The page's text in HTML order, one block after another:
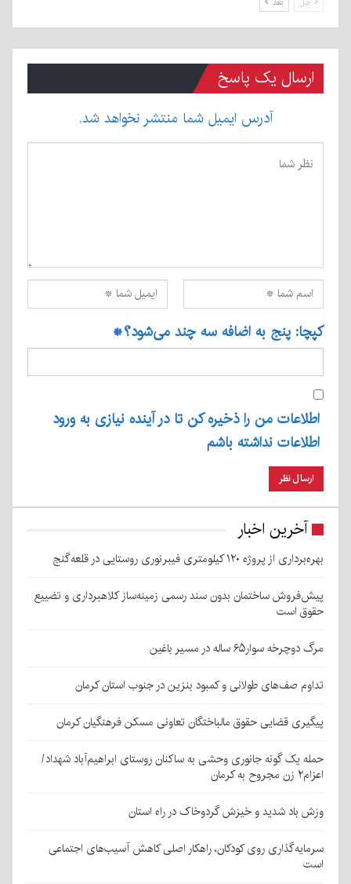
ارسال یک پاسخ
آدرس ایمیل شما منتشر نخواهد شد.
کپچا: پنج به اضافه سه چند می‌شود؟*
اطلاعات من را ذخیره کن تا در آینده نیازی به ورود
اطلاعات نداشته باشم
آخرین اخبار
بهره‌برداری از پروژه ۱۲۰ کیلومتری فیبرنوری روستایی در قلعه‌گنج
پیش‌فروش ساختمان بدون سند رسمی زمینه‌ساز کلاهبرداری و تضییع
حقوق است
مرگ دوچرخه سوار۶۵ ساله در مسیر باغین
تداوم صف‌های طولانی و کمبود بنزین در جنوب استان کرمان
پیگیری قضایی حقوق مالباختگان تعاونی مسکن فرهنگیان کرمان
حمله یک گونه جانوری وحشی به ساکنان روستای ابراهیم‌آباد شهداد/
اعزام۲ زن مجروح به کرمان
وزش باد شدید و خیزش گردوخاک در راه استان
سرمایه‌گذاری روی کودکان، راهکار اصلی کاهش آسیب‌های اجتماعی
است